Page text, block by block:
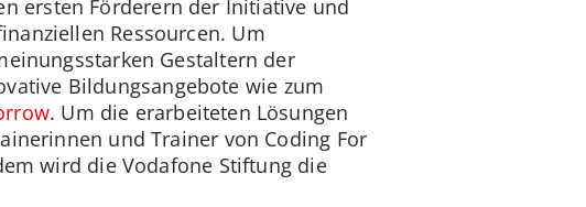
ersten Förderern der Initiative und
Ressourcen. Um
Gestaltern der
Bildungsangebote wie zum
. Um die erarbeiteten Lösungen
und Trainer von Coding For
wird die Vodafone Stiftung die